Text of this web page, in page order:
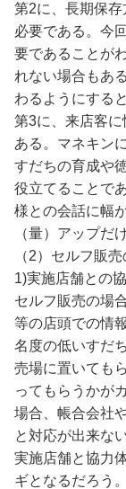
第2に、長期保
必要である。今
要であることが
れない場合もあ
わるようにする
第3に、来店客
ある。マネキン
すだちの育成や
役立てることで
様との会話に幅
（量）アップだ
（2）セルフ販
1)実施店舗との
セルフ販売の場
等の店頭での情
名度の低いすだ
売場に置いても
ってもらうかが
場合、帳合会社
と対応が出来な
実施店舗と協力
ギとなるだろう。